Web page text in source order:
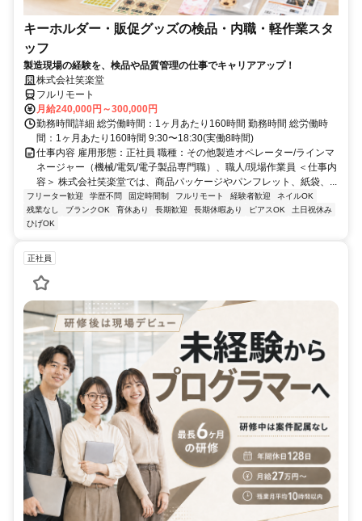
キーホルダー・販促グッズの検品・内職・軽作業スタ
ッフ
製造現場の経験を、検品や品質管理の仕事でキャリアアップ！
株式会社笑楽堂
フルリモート
月給240,000円～300,000円
勤務時間詳細 総労働時間：1ヶ月あたり160時間 勤務時間 総労働時
間：1ヶ月あたり160時間 9:30〜18:30(実働8時間)
仕事内容 雇用形態：正社員 職種：その他製造オペレーター/ラインマ
ネージャー（機械/電気/電子製品専門職）、職人/現場作業員 ＜仕事内
容＞ 株式会社笑楽堂では、商品パッケージやパンフレット、紙袋、...
フリーター歓迎 学歴不問 固定時間制 フルリモート 経験者歓迎
ネイルOK
残業なし
ブランクOK 育休あり 長期歓迎 長期休暇あり ピアスOK
土日祝休み
ひげOK
正社員